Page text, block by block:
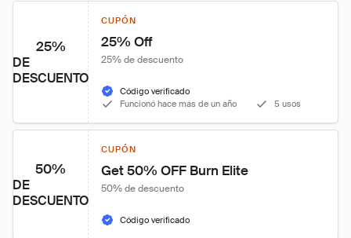
25%
DE
DESCUENTO
CUPÓN
25% Off
25% de descuento
Código verificado
Funcionó hace más de un año
5 usos
50%
DE
DESCUENTO
CUPÓN
Get 50% OFF Burn Elite
50% de descuento
Código verificado